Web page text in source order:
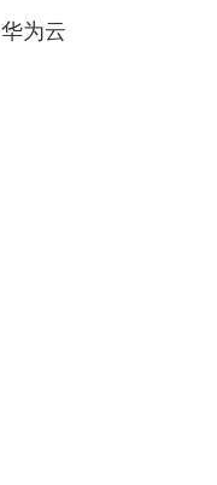
华为云